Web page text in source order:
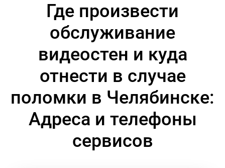
Где произвести
обслуживание
видеостен и куда
отнести в случае
поломки в Челябинске:
Адреса и телефоны
сервисов